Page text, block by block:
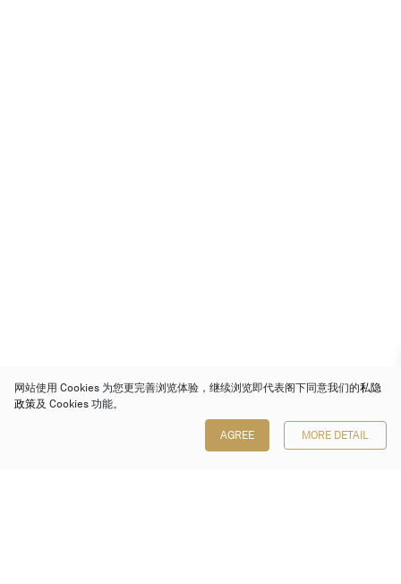
网站使用 Cookies 为您更完善浏览体验，继续浏览即代表阁下同意我们的私隐
政策及 Cookies 功能。
AGREE MORE DETAIL